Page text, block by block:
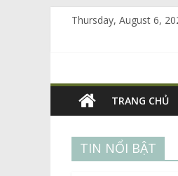
Thursday, August 6,
TRANG CHỦ
TIN NỔI BẬT